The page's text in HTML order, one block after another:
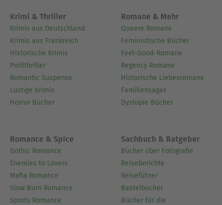
Krimi & Thriller
Krimis aus Deutschland
Krimis aus Frankreich
Historische Krimis
Politthriller
Romantic Suspense
Lustige Krimis
Horror Bücher
Romane & Mehr
Queere Romane
Feministische Bücher
Feel-Good-Romane
Regency Romane
Historische Liebesromane
Familiensagas
Dystopie Bücher
Romance & Spice
Gothic Romance
Enemies to Lovers
Mafia Romance
Slow Burn Romance
Sports Romance
Sachbuch & Ratgeber
Bücher über Fotografie
Reiseberichte
Reiseführer
Bastelbücher
Bücher für die